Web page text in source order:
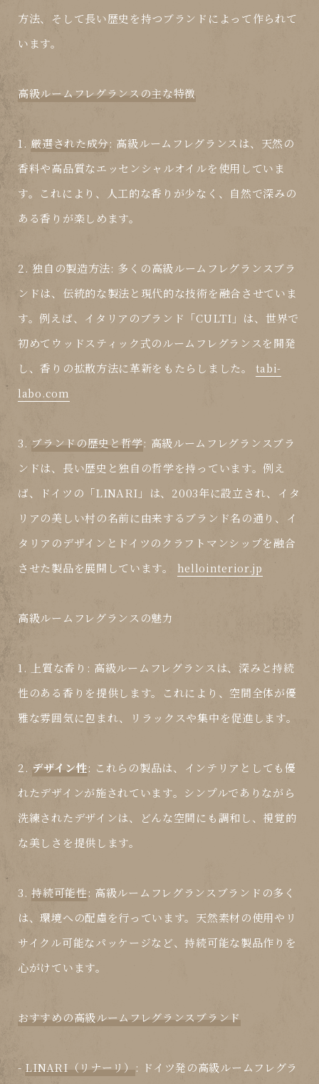
方法、そして長い歴史を持つブランドによって作られて
います。
高級ルームフレグランスの主な特徴
1. 厳選された成分: 高級ルームフレグランスは、天然の
香料や高品質なエッセンシャルオイルを使用していま
す。これにより、人工的な香りが少なく、自然で深みの
ある香りが楽しめます。
2.独自の製造方法: 多くの高級ルームフレグランスブラ
ンドは、伝統的な製法と現代的な技術を融合させていま
す。例えば、イタリアのブランド「CULTI」は、世界で
初めてウッドスティック式のルームフレグランスを開発
し、香りの拡散方法に革新をもたらしました。tabi-
labo.com
3. ブランドの歴史と哲学: 高級ルームフレグランスブラ
ンドは、長い歴史と独自の哲学を持っています。例え
ば、ドイツの「LINARI」は、2003年に設立され、イタ
リアの美しい村の名前に由来するブランド名の通り、イ
タリアのデザインとドイツのクラフトマンシップを融合
させた製品を展開しています。 hellointerior.jp
高級ルームフレグランスの魅力
1. 上質な香り : 高級ルームフレグランスは、深みと持続
性のある香りを提供します。これにより、空間全体が優
雅な雰囲気に包まれ、リラックスや集中を促進します。
2. デザイン性: これらの製品は、インテリアとしても優
れたデザインが施されています。シンプルでありながら
洗練されたデザインは、どんな空間にも調和し、視覚的
な美しさを提供します。
3.持続可能性: 高級ルームフレグランスブランドの多く
は、環境への配慮を行っています。天然素材の使用やリ
サイクル可能なパッケージなど、持続可能な製品作りを
心がけています。
おすすめの高級ルームフレグランスブランド
- LINARI（リナーリ）
: ドイツ発の高級ルームフレグラ